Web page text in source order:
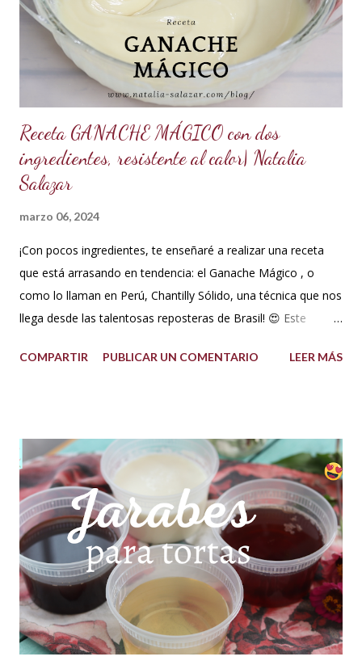
Receta GANACHE MÁGICO con dos
ingredientes, resistente al calor| Natalia
Salazar
marzo 06, 2024
¡Con pocos ingredientes, te enseñaré a realizar una receta
que está arrasando en tendencia: el Ganache Mágico , o
como lo llaman en Perú, Chantilly Sólido, una técnica que nos
llega desde las talentosas reposteras de Brasil! 😍 Este
propiedad de solidificarse al enfriarse, evitando así que se
auténtica maravilla. Se lo puede preparar de diferentes
formas con el mismo resultado, obteniendo un Ganache, que
es una crema que tiene una parte de chocolate y otra parte
de crema de leche o nata, más información de lo que es un
ganache aquí en mi Blog. 😉 Ingredientes: (Proporción 3x1)
600 g de chocolate blanco (sucedáneo para resistir climas
cálidos) 200 g de crema para batir vegetal (crema para batir
para hacer Chantilly vegetal) Preparación: Coloca el chocolate
y...
COMPARTIR PUBLICAR UN COMENTARIO LEER MÁS